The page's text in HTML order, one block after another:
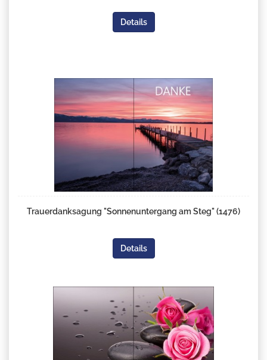
Details
Trauerdanksagung "Sonnenuntergang am Steg" (1476)
Details